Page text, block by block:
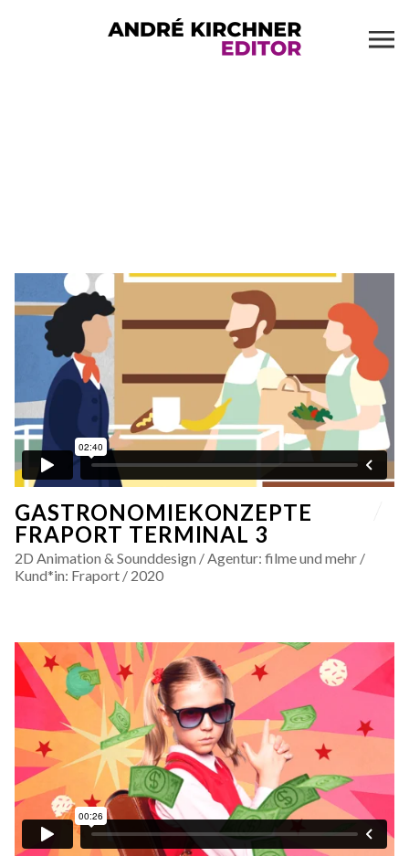
GASTRONOMIEKONZEPTE
FRAPORT TERMINAL 3
2D Animation & Sounddesign / Agentur: filme und mehr /
Kund*in: Fraport / 2020